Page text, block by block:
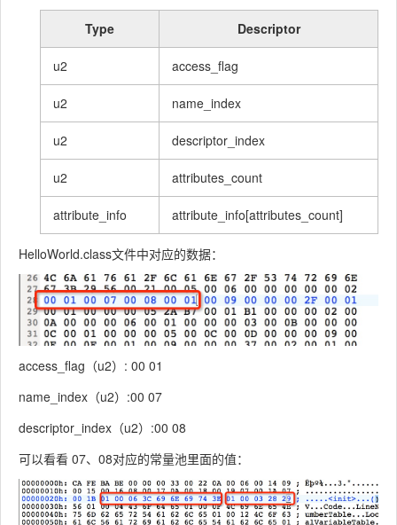
Type Descriptor
u2 access_flag
u2 name_index
u2 descriptor_index
u2 attributes_count
attribute_info attribute_info[attributes_count]
HelloWorld.class文件中对应的数据：
access_flag（u2）: 00 01
name_index（u2）:00 07
descriptor_index（u2）:00 08
可以看看 07、08对应的常量池里面的值：